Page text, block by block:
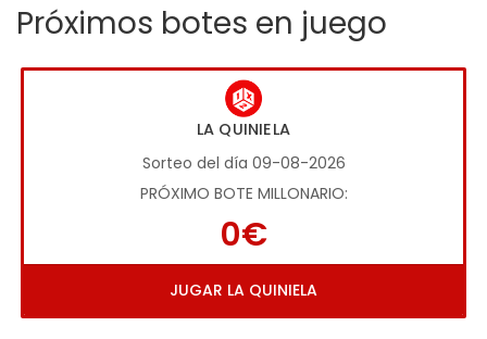
Próximos botes en juego
LA QUINIELA
Sorteo del día 09-08-2026
PRÓXIMO BOTE MILLONARIO:
0€
JUGAR LA QUINIELA